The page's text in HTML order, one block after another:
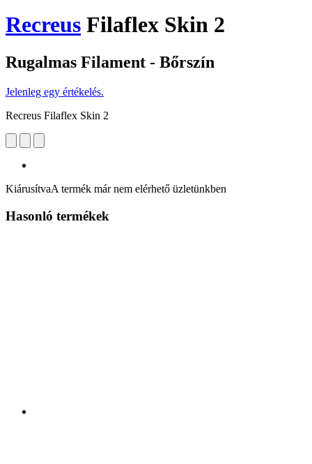
Recreus Filaflex Skin 2
Rugalmas Filament - Bőrszín
Jelenleg egy értékelés.
Recreus Filaflex Skin 2
KiárusítvaA termék már nem elérhető üzletünkben
Hasonló termékek